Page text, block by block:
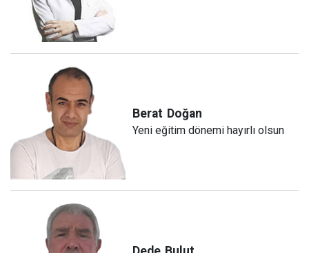
Berat Doğan
Yeni eğitim dönemi hayırlı olsun